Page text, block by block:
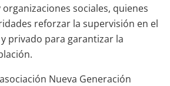
sociales, quienes
reforzar la supervisión en el
privado para garantizar la
Nueva Generación